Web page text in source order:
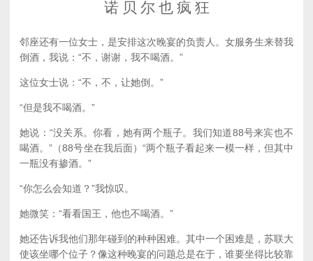
诺 贝 尔 也 疯 狂
邻座还有一位女士，是安排这次晚宴的负责人。女服务生来替我
倒酒，我说：“不，谢谢，我不喝酒。”
这位女士说：“不，不，让她倒。”
“但是我不喝酒。”
她说：“没关系。你看，她有两个瓶子。我们知道88号来宾也不
喝酒。”（88号坐在我后面）“两个瓶子看起来一模一样，但其中
一瓶没有掺酒。”
“你怎么会知道？”我惊叹。
她微笑：“看看国王，他也不喝酒。”
她还告诉我他们那年碰到的种种困难。其中一个困难是，苏联大
使该坐哪个位子？像这种晚宴的问题总是在于，谁要坐得比较靠